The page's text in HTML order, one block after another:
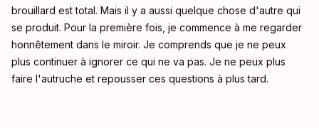
brouillard est total. Mais il y a aussi quelque chose d'autre qui
se produit. Pour la première fois, je commence à me regarder
honnêtement dans le miroir. Je comprends que je ne peux
plus continuer à ignorer ce qui ne va pas. Je ne peux plus
faire l'autruche et repousser ces questions à plus tard.